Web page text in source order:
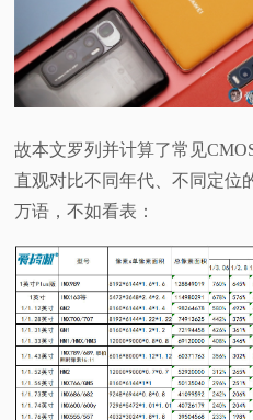
科
普
体
验
专
题
故本文罗列并计算了常见
直观对比不同年代、不同定位
万语，不如看表：